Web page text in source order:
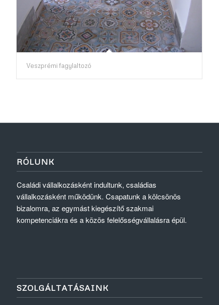
Veszprémi fagylaltozó
RÓLUNK
Családi vállalkozásként indultunk, családias
vállalkozásként működünk. Csapatunk a kölcsönös
bizalomra, az egymást kiegészítő szakmai
kompetenciákra és a közös felelősségvállalásra épül.
SZOLGÁLTATÁSAINK